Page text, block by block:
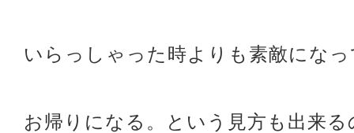
いらっしゃった時よりも素敵にな
お帰りになる。という見方も出来